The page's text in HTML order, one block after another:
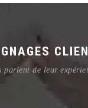
parlent de leur